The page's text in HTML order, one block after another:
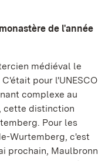
de l'année
médiéval le
pour l'UNESCO
complexe au
cette distinction
Pour les
Wurtemberg, c'est
prochain, Maulbronn